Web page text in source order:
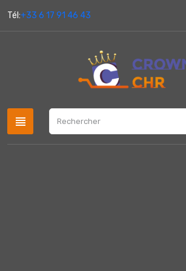
Tél:+33 6 17 91 46 43
view_headline